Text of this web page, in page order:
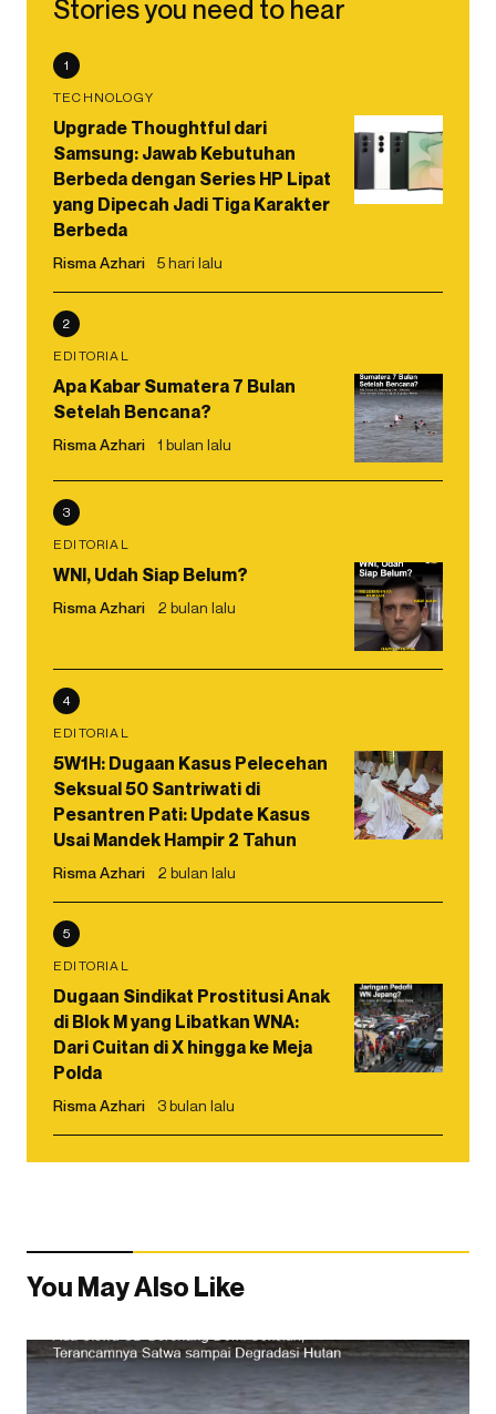
Stories you need to hear
1
TECHNOLOGY
Upgrade Thoughtful dari
Samsung: Jawab Kebutuhan
Berbeda dengan Series HP Lipat
yang Dipecah Jadi Tiga Karakter
Berbeda
Risma Azhari 5 hari lalu
2
EDITORIAL
Apa Kabar Sumatera 7 Bulan
Setelah Bencana?
Risma Azhari 1 bulan lalu
3
EDITORIAL
WNI, Udah Siap Belum?
Risma Azhari 2 bulan lalu
4
EDITORIAL
5W1H: Dugaan Kasus Pelecehan
Seksual 50 Santriwati di
Pesantren Pati: Update Kasus
Usai Mandek Hampir 2 Tahun
Risma Azhari 2 bulan lalu
5
EDITORIAL
Dugaan Sindikat Prostitusi Anak
di Blok M yang Libatkan WNA:
Dari Cuitan di X hingga ke Meja
Polda
Risma Azhari 3 bulan lalu
You May Also Like